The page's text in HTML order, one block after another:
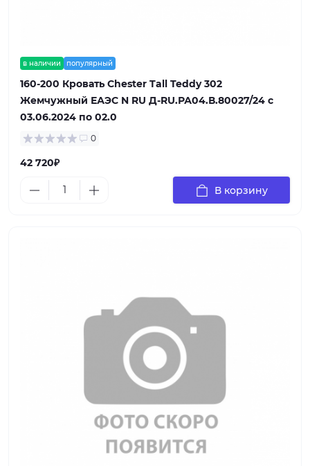
в наличии популярный
160-200 Кровать Chester Tall Teddy 302
Жемчужный ЕАЭС N RU Д-RU.РА04.В.80027/24 с
03.06.2024 по 02.0
0
42 720₽
В корзину